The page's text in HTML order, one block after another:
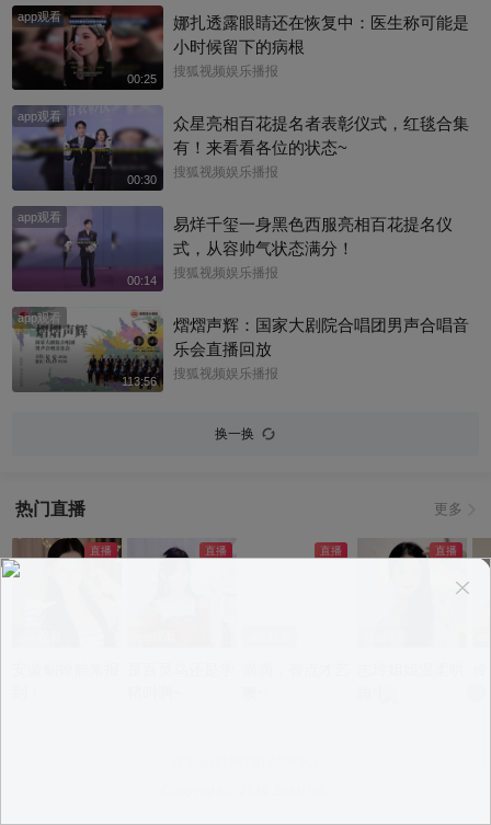
app观看
00:25
娜扎透露眼睛还在恢复中：医生称可能是
小时候留下的病根
搜狐视频娱乐播报
app观看
00:30
众星亮相百花提名者表彰仪式，红毯合集
有！来看看各位的状态~
搜狐视频娱乐播报
app观看
00:14
易烊千玺一身黑色西服亮相百花提名仪
式，从容帅气状态满分！
搜狐视频娱乐播报
app观看
113:56
熠熠声辉：国家大剧院合唱团男声合唱音
乐会直播回放
搜狐视频娱乐播报
换一换
热门直播 更多